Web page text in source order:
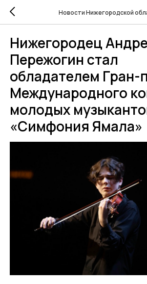
Новости Нижегородской
Нижегородец
Пережогин стал
обладателем Гран-
Международного
молодых
«Симфония Ямала»